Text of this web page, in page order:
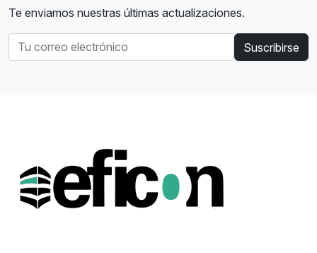
Te enviamos nuestras últimas actualizaciones.
Suscribirse